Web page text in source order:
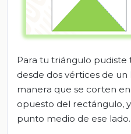
Para tu triángulo pudiste
desde dos vértices de
manera que se corten
opuesto del rectángulo,
punto medio de ese lado.